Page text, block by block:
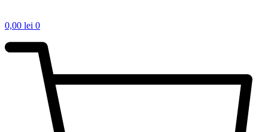
0,00 lei 0